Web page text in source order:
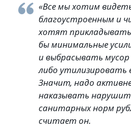
«Все мы хотим
благоустроенным и
хотят
бы минимальные
и выбрасывать
либо утилизировать
Значит, надо
наказывать
санитарных норм
считает он.